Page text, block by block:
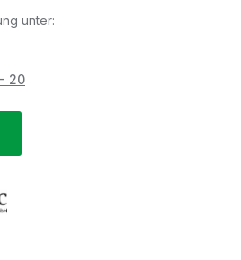
unter:
20